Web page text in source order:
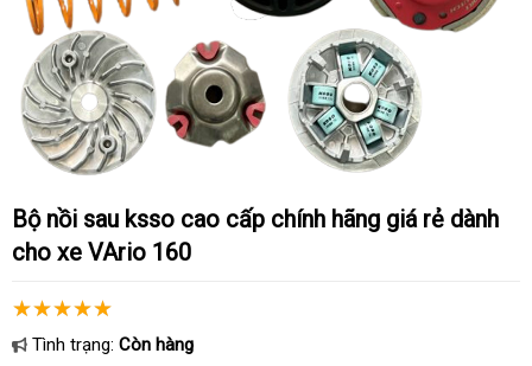
Bộ nồi sau ksso cao cấp chính hãng giá rẻ dành
cho xe VArio 160
Tình trạng: Còn hàng